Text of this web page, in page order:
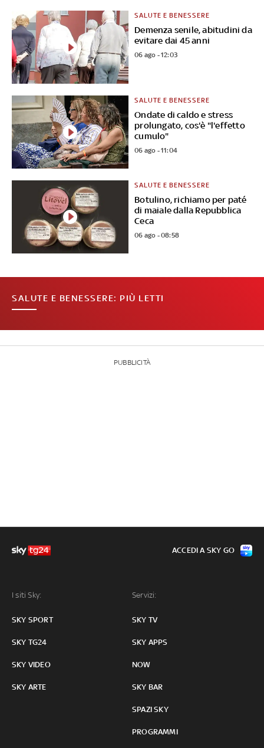
Demenza senile, abitudini da
evitare dai 45 anni
SALUTE E BENESSERE
06 ago - 12:03
Ondate di caldo e stress
prolungato, cos'è "l'effetto
cumulo"
SALUTE E BENESSERE
06 ago - 11:04
Botulino, richiamo per paté
di maiale dalla Repubblica
Ceca
SALUTE E BENESSERE
06 ago - 08:58
SALUTE E BENESSERE: PIÙ LETTI
PUBBLICITÀ
I siti Sky:
SKY SPORT
SKY TG24
SKY VIDEO
SKY ARTE
Servizi:
SKY TV
SKY APPS
NOW
SKY BAR
SPAZI SKY
PROGRAMMI
ACCEDI A SKY GO